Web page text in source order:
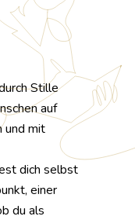
Stille
auf
und mit
dich selbst
einer
du als